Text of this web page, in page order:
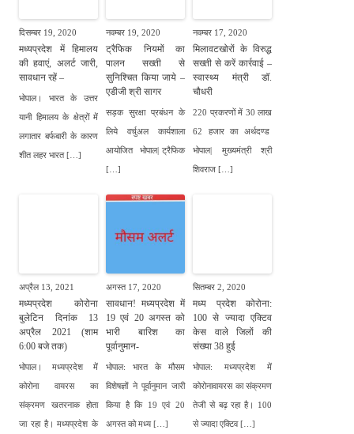
दिसम्बर 19, 2020
मध्यप्रदेश में हिमालय
की हवाएं, अलर्ट जारी,
सावधान रहें –
भोपाल। भारत के उत्तर
यानी हिमालय के क्षेत्रों में
लगातार बर्फबारी के कारण
शीत लहर भारत […]
नवम्बर 19, 2020
ट्रैफिक नियमों का
पालन सख्ती से
सुनिश्चित किया जाये –
एडीजी श्री सागर
सड़क सुरक्षा प्रबंधन के
लिये वर्चुअल कार्यशाला
आयोजित भोपाल| ट्रैफिक
[…]
नवम्बर 17, 2020
मिलावटखोरों के विरुद्ध
सख्ती से करें कार्रवाई –
स्वास्थ्य मंत्री डॉ.
चौधरी
220 प्रकरणों में 30 लाख
62 हजार का अर्थदण्ड
भोपाल| मुख्यमंत्री श्री
शिवराज […]
अप्रैल 13, 2021
मध्यप्रदेश कोरोना
बुलेटिन दिनांक 13
अप्रैल 2021 (शाम
6:00 बजे तक)
भोपाल। मध्यप्रदेश में
कोरोना वायरस का
संक्रमण खतरनाक होता
जा रहा है। मध्यप्रदेश के
अगस्त 17, 2020
सावधान! मध्यप्रदेश में
19 एवं 20 अगस्त को
भारी बारिश का
पूर्वानुमान-
भोपाल: भारत के मौसम
विशेषज्ञों ने पूर्वानुमान जारी
किया है कि 19 एवं 20
अगस्त को मध्य […]
सितम्बर 2, 2020
मध्य प्रदेश कोरोना:
100 से ज्यादा एक्टिव
केस वाले जिलों की
संख्या 38 हुई
भोपाल: मध्यप्रदेश में
कोरोनावायरस का संक्रमण
तेजी से बढ़ रहा है। 100
से ज्यादा एक्टिव […]